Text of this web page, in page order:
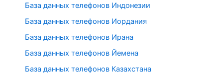
База данных телефонов Индонезии
База данных телефонов Иордания
База данных телефонов Ирана
База данных телефонов Йемена
База данных телефонов Казахстана